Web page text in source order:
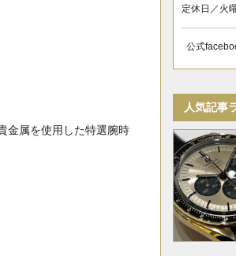
金属を使用した特選腕時
定休日／火
公式
人気記事